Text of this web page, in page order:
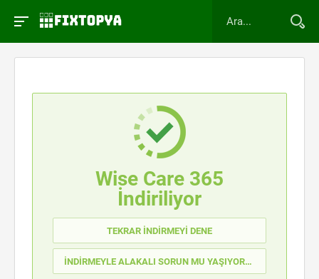
Wise Care 365
İndiriliyor
TEKRAR İNDIRMEYI DENE
İNDIRMEYLE ALAKALI SORUN MU YAŞIYORSUNUZ ?